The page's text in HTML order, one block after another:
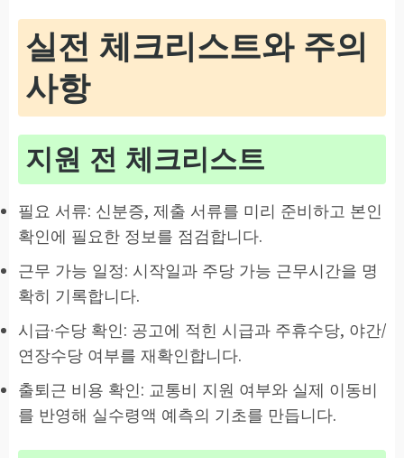
실전 체크리스트와 주의
사항
지원 전 체크리스트
필요 서류: 신분증, 제출 서류를 미리 준비하고 본인
확인에 필요한 정보를 점검합니다.
근무 가능 일정: 시작일과 주당 가능 근무시간을 명
확히 기록합니다.
시급·수당 확인: 공고에 적힌 시급과 주휴수당, 야간/
연장수당 여부를 재확인합니다.
출퇴근 비용 확인: 교통비 지원 여부와 실제 이동비
를 반영해 실수령액 예측의 기초를 만듭니다.